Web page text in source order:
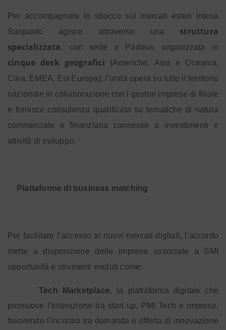
Per accompagnare lo sbocco sui mercati esteri Intesa
Sanpaolo agisce attraverso una struttura
specializzata , con sede a Padova, organizzata in
cinque desk geografici (Americhe, Asia e Oceania,
Cina, EMEA, Est Europa); l’unità opera su tutto il territorio
nazionale in collaborazione con i gestori imprese di filiale
e fornisce consulenza qualificata su tematiche di natura
commerciale e finanziaria connesse a investimenti e
attività di sviluppo.
Piattaforme di business matching
Per facilitare l’accesso ai nuovi mercati digitali, l’accordo
mette a disposizione delle imprese associate a SMI
opportunità e strumenti evoluti come:
Tech Marketplace, la piattaforma digitale che
promuove l’interazione tra start up, PMI Tech e imprese,
favorendo l’incontro tra domanda e offerta di innovazione